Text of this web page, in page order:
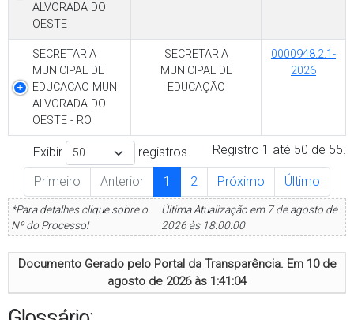
ALVORADA DO
OESTE
SECRETARIA
MUNICIPAL DE
EDUCACAO MUN
ALVORADA DO
OESTE - RO
SECRETARIA
MUNICIPAL DE
EDUCAÇÃO
0000948.2.1-
2026
Registro 1 até 50 de 55.
Exibir
registros
Primeiro
Anterior 1 2 Próximo Último
*Para detalhes clique sobre o
Nº do Processo!
Última Atualização em 7 de agosto de
2026 às 18:00:00
Documento Gerado pelo Portal da Transparência. Em 10 de
agosto de 2026 às 1:41:04